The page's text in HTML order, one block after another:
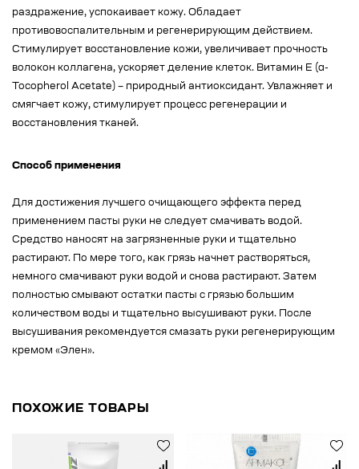
раздражение, успокаивает кожу. Обладает
противовоспалительным и регенерирующим действием.
Стимулирует восстановление кожи, увеличивает прочность
волокон коллагена, ускоряет деление клеток. Витамин Е (α-
Tocopherol Acetate) – природный антиоксидант. Увлажняет и
смягчает кожу, стимулирует процесс регенерации и
восстановления тканей.
Способ применения
Для достижения лучшего очищающего эффекта перед
применением пасты руки не следует смачивать водой.
Средство наносят на загрязненные руки и тщательно
растирают. По мере того, как грязь начнет растворяться,
немного смачивают руки водой и снова растирают. Затем
полностью смывают остатки пасты с грязью большим
количеством воды и тщательно высушивают руки. После
высушивания рекомендуется смазать руки регенерирующим
кремом «Элен».
ПОХОЖИЕ ТОВАРЫ